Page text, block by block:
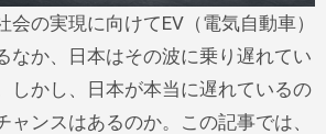
なか、日本はその波に乗り遅れてい
しかし、日本が本当に遅れているの
ャンスはあるのか。この記事では、